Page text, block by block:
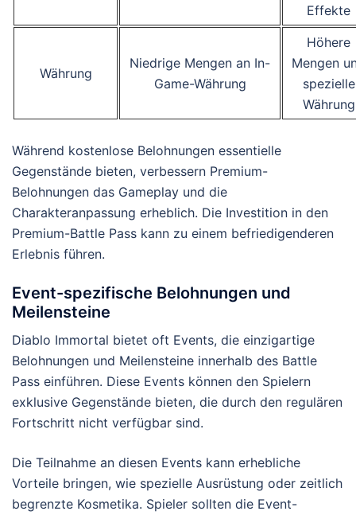
Effekte
Währung
Niedrige Mengen an In-
Game-Währung
Höhere
Mengen
spezielle
Währung
Während kostenlose Belohnungen essentielle
Gegenstände bieten, verbessern Premium-
Belohnungen das Gameplay und die
Charakteranpassung erheblich. Die Investition in den
Premium-Battle Pass kann zu einem befriedigenderen
Erlebnis führen.
Event-spezifische Belohnungen und
Meilensteine
Diablo Immortal bietet oft Events, die einzigartige
Belohnungen und Meilensteine innerhalb des Battle
Pass einführen. Diese Events können den Spielern
exklusive Gegenstände bieten, die durch den regulären
Fortschritt nicht verfügbar sind.
Die Teilnahme an diesen Events kann erhebliche
Vorteile bringen, wie spezielle Ausrüstung oder zeitlich
begrenzte Kosmetika. Spieler sollten die Event-